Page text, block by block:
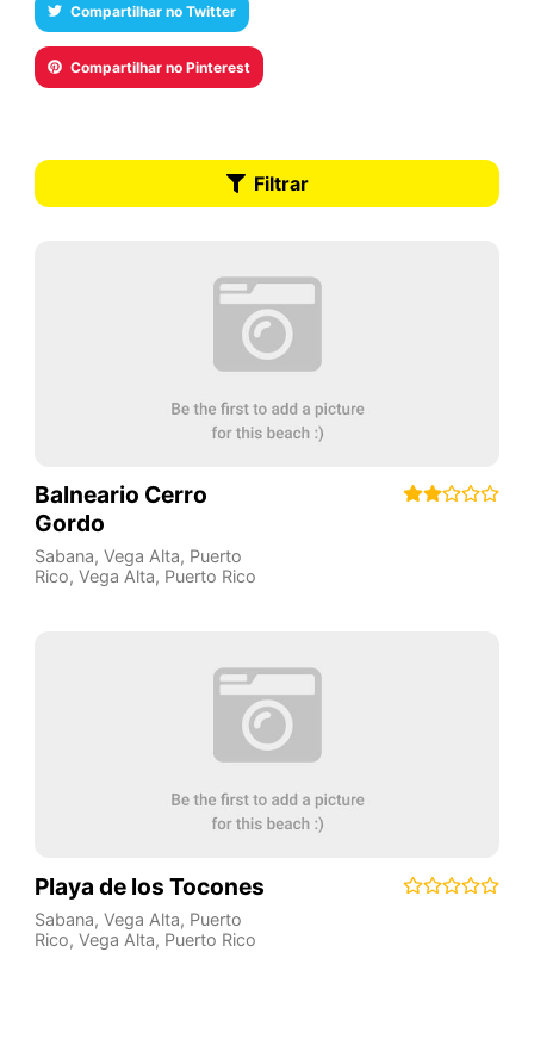
Compartilhar no Twitter
Compartilhar no Pinterest
Filtrar
Balneario Cerro
Gordo
Sabana, Vega Alta, Puerto
Rico, Vega Alta, Puerto Rico
Playa de los Tocones
Sabana, Vega Alta, Puerto
Rico, Vega Alta, Puerto Rico